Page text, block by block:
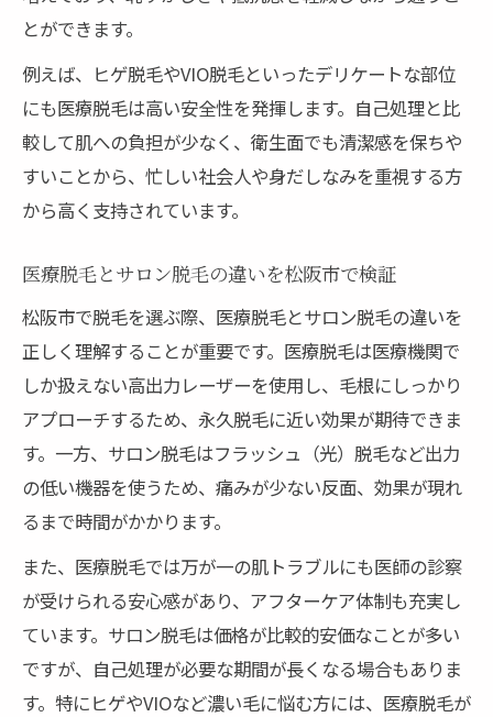
とができます。
例えば、ヒゲ脱毛やVIO脱毛といったデリケートな部位
にも医療脱毛は高い安全性を発揮します。自己処理と比
較して肌への負担が少なく、衛生面でも清潔感を保ちや
すいことから、忙しい社会人や身だしなみを重視する方
から高く支持されています。
医療脱毛とサロン脱毛の違いを松阪市で検証
松阪市で脱毛を選ぶ際、医療脱毛とサロン脱毛の違いを
正しく理解することが重要です。医療脱毛は医療機関で
しか扱えない高出力レーザーを使用し、毛根にしっかり
アプローチするため、永久脱毛に近い効果が期待できま
す。一方、サロン脱毛はフラッシュ（光）脱毛など出力
の低い機器を使うため、痛みが少ない反面、効果が現れ
るまで時間がかかります。
また、医療脱毛では万が一の肌トラブルにも医師の診察
が受けられる安心感があり、アフターケア体制も充実し
ています。サロン脱毛は価格が比較的安価なことが多い
ですが、自己処理が必要な期間が長くなる場合もありま
す。特にヒゲやVIOなど濃い毛に悩む方には、医療脱毛が